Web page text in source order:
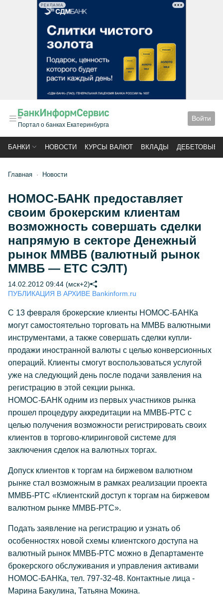
РЕКЛАМА
Портал о банках Екатеринбурга
Войти
БАНКИ НОВОСТИ КУРСЫ ВАЛЮТ ВКЛАДЫ ДЕБЕТОВЫЕ
Главная Новости
НОМОС-БАНК предоставляет
своим брокерским клиентам
возможность совершать сделки
напрямую в секторе Денежный
рынок ММВБ (валютный рынок
ММВБ — ЕТС СЭЛТ)
14.02.2012 09:44 (мск+2)
ПУБЛИКАЦИЯ В АРХИВЕ Bankinform.ru
С 13 февраля брокерские клиенты НОМОС-БАНКа
могут самостоятельно торговать на ММВБ валютными
инструментами, а также совершать сделки купли-
продажи иностранной валюты с целью конверсионных
операций. Клиенты смогут воспользоваться услугой
уже на следующий день после подачи заявления на
регистрацию в этой секции рынка.
НОМОС-БАНК одним из первых участников рынка
прошел процедуру аккредитации на ММВБ-РТС с
целью получения возможности регистрировать своих
клиентов в торгово-клиринговой системе для
заключения сделок на валютных торгах.
Допуск клиентов к торгам на биржевом валютном
рынке стал возможным в рамках реализации проекта
ММВБ-РТС «Клиентский доступ к торгам на биржевом
валютном рынке ММВБ-РТС».
Подать заявление на регистрацию и узнать об
особенностях новой схемы клиентского доступа на
валютный рынок ММВБ-РТС можно в Департаменте
брокерского обслуживания и управления активами
НОМОС-БАНКа, тел. 797-32-48. Контактные лица -
Марина Бакулина, Татьяна Мокина.